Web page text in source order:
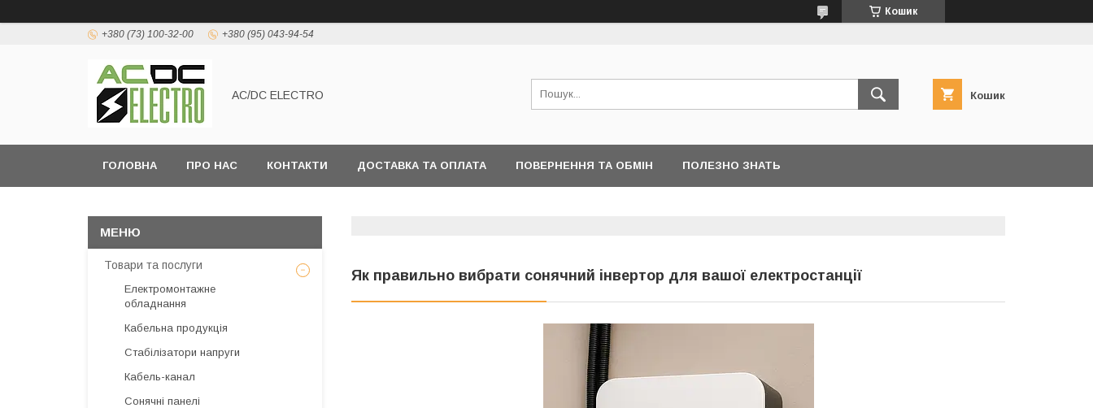
Кошик
+380 (73) 100-32-00 +380 (95) 043-94-54
AC/DC ELECTRO Кошик
ГОЛОВНА ПРО НАС КОНТАКТИ ДОСТАВКА ТА ОПЛАТА ПОВЕРНЕННЯ ТА ОБМІН ПОЛЕЗНО ЗНАТЬ
Як правильно вибрати сонячний інвертор для вашої електростанції
Товари та послуги
Електромонтажне
обладнання
Кабельна продукція
Стабілізатори напруги
Кабель-канал
Сонячні панелі